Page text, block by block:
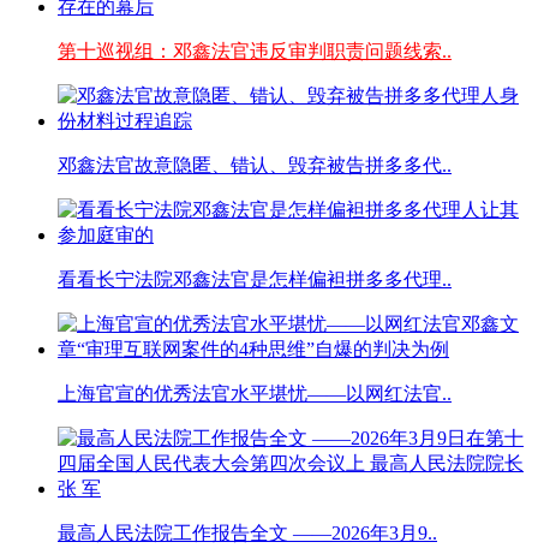
第十巡视组：邓鑫法官违反审判职责问题线索..
邓鑫法官故意隐匿、错认、毁弃被告拼多多代..
看看长宁法院邓鑫法官是怎样偏袒拼多多代理..
上海官宣的优秀法官水平堪忧——以网红法官..
最高人民法院工作报告全文 ——2026年3月9..